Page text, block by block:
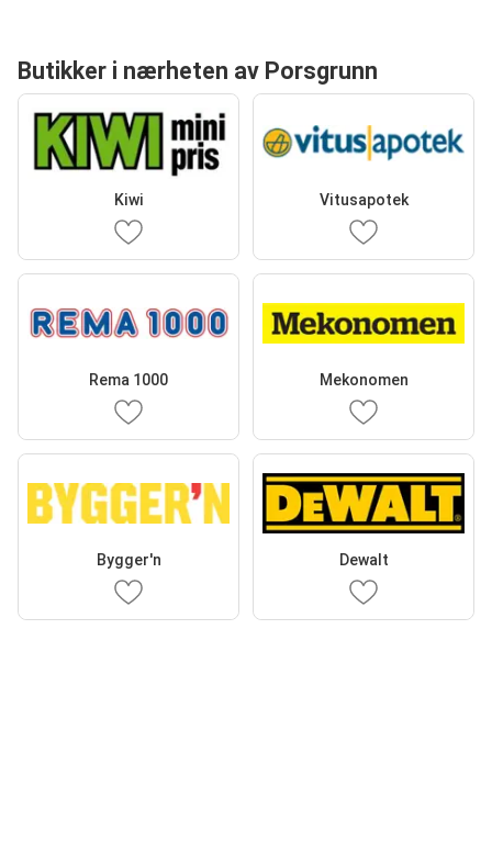
Butikker i nærheten av Porsgrunn
Kiwi Vitusapotek
Rema 1000 Mekonomen
Bygger'n Dewalt